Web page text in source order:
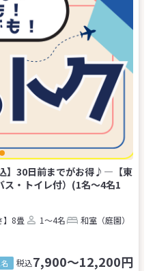
30日前までがお得♪―【東
ス・トイレ付）(1名～4名1
】8畳 1～4名
和室（庭園）
税込7,900～12,200円